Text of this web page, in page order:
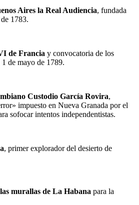
Aires la Real Audiencia, fundada
1783.
de Francia y convocatoria de los
1 de mayo de 1789.
Custodio García Rovira,
impuesto en Nueva Granada por el
sofocar intentos independentistas.
, primer explorador del desierto de
murallas de La Habana para la